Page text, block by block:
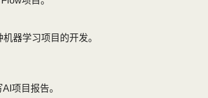
器学习项目的开发。
项目报告。